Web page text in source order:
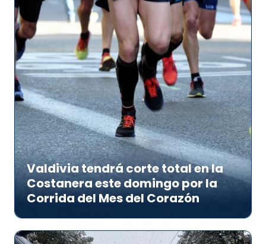
Valdivia tendrá corte total en la
Costanera este domingo por la
Corrida del Mes del Corazón